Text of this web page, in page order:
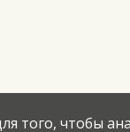
того, чтобы